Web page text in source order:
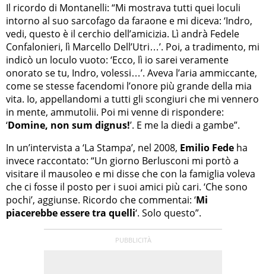
Il ricordo di Montanelli: “Mi mostrava tutti quei loculi
intorno al suo sarcofago da faraone e mi diceva: ‘Indro,
vedi, questo è il cerchio dell’amicizia. Lì andrà Fedele
Confalonieri, lì Marcello Dell’Utri…’. Poi, a tradimento, mi
indicò un loculo vuoto: ‘Ecco, lì io sarei veramente
onorato se tu, Indro, volessi…’. Aveva l’aria ammiccante,
come se stesse facendomi l’onore più grande della mia
vita. Io, appellandomi a tutti gli scongiuri che mi vennero
in mente, ammutolii. Poi mi venne di rispondere:
‘Domine, non sum dignus!’. E me la diedi a gambe”.
In un’intervista a ‘La Stampa’, nel 2008, Emilio Fede ha
invece raccontato: “Un giorno Berlusconi mi portò a
visitare il mausoleo e mi disse che con la famiglia voleva
che ci fosse il posto per i suoi amici più cari. ‘Che sono
pochi’, aggiunse. Ricordo che commentai: ‘Mi
piacerebbe essere tra quelli‘. Solo questo”.